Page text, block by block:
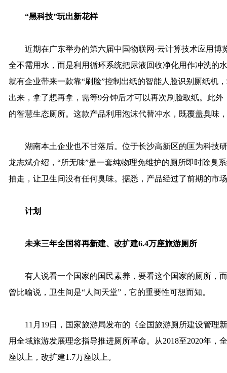
“黑科技”玩出新花样
近期在广东举办的第六届中国物联网·云计算技术应用博
全不需用水，而是利用循环系统把尿液回收净化用作冲洗的
就有企业带来一款靠“刷脸”控制出纸的智能人脸识别厕纸机
出来，拿了想再拿，需等9分钟后才可以再次刷脸取纸。此
的智慧生态厕所。这款产品利用泡沫代替冲水，既覆盖臭味
湖南本土企业也不甘落后。位于长沙高新区的匡为科技研
龙志斌介绍，“所无味”是一套纯物理免维护的厕所即时除臭
抽走，让卫生间没有任何臭味。据悉，产品经过了前期的市
计划
未来三年全国将再新建、改扩建6.4万座旅游厕所
有人说看一个国家的国民素养，要看这个国家的厕所，
曾比喻说，卫生间是“人间天堂”，它的重要性可想而知。
11月19日，国家旅游局发布的《全国旅游厕所建设管理新
用全域旅游发展理念指导推进厕所革命。从2018至2020年，
座以上，改扩建1.7万座以上。